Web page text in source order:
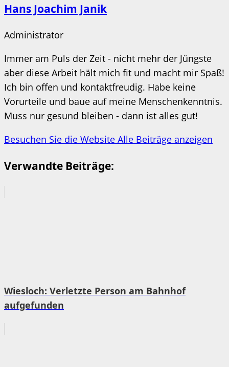
Hans Joachim Janik
Administrator
Immer am Puls der Zeit - nicht mehr der Jüngste
aber diese Arbeit hält mich fit und macht mir Spaß!
Ich bin offen und kontaktfreudig. Habe keine
Vorurteile und baue auf meine Menschenkenntnis.
Muss nur gesund bleiben - dann ist alles gut!
Besuchen Sie die Website Alle Beiträge anzeigen
Verwandte Beiträge:
Wiesloch: Verletzte Person am Bahnhof
aufgefunden